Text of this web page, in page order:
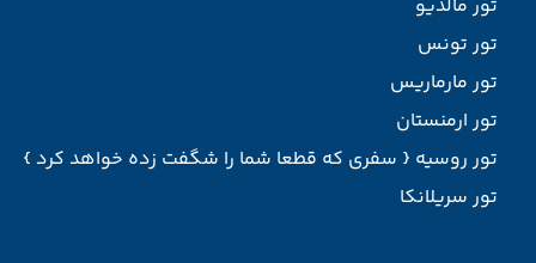
تور مالدیو
تور تونس
تور مارماریس
تور ارمنستان
تور روسیه { سفری که قطعا شما را شگفت زده خواهد کرد }
تور سریلانکا